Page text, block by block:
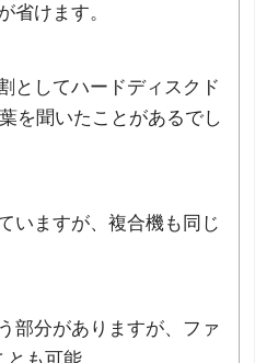
省けます。
としてハードディスクド
を聞いたことがあるでし
いますが、複合機も同じ
部分がありますが、ファ